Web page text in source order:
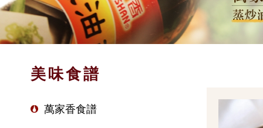
美味食譜
萬家香食譜